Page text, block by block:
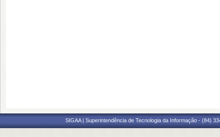
SIGAA | Superintendência de Tecnologia da Informação - (84)